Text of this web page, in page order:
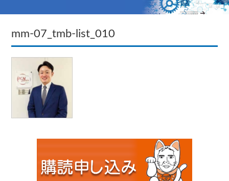
mm-07_tmb-list_010